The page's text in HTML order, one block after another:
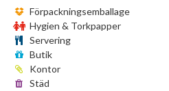
Förpackningsemballage
Hygien & Torkpapper
Servering
Butik
Kontor
Städ